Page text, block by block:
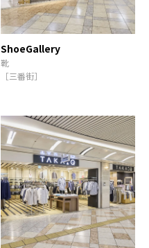
ShoeGallery
靴
［三番街］